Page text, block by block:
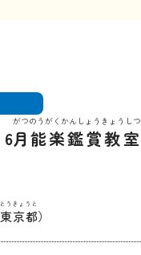
6月
がつ
能楽鑑賞教室
のうがくかんしょうきょうしつ
東京都
とうきょうと
）